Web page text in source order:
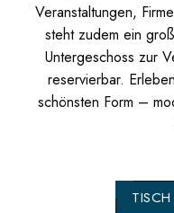
Veranstaltungen,
steht zudem ein
Untergeschoss zur
reservierbar.
schönsten Form –
TISCH